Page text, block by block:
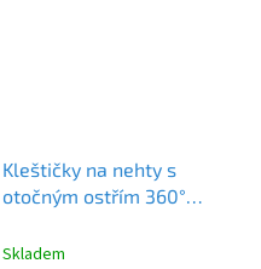
Kleštičky na nehty s
otočným ostřím 360°
nehty s otočným ostřím
Skladem